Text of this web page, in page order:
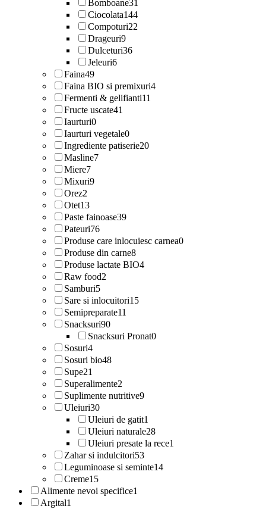
Bomboane31
Ciocolata144
Compoturi22
Drageuri9
Dulceturi36
Jeleuri6
Faina49
Faina BIO si premixuri4
Fermenti & gelifianti11
Fructe uscate41
Iaurturi0
Iaurturi vegetale0
Ingrediente patiserie20
Masline7
Miere7
Mixuri9
Orez2
Otet13
Paste fainoase39
Pateuri76
Produse care inlocuiesc carnea0
Produse din carne8
Produse lactate BIO4
Raw food2
Samburi5
Sare si inlocuitori15
Semipreparate11
Snacksuri90
Snacksuri Pronat0
Sosuri4
Sosuri bio48
Supe21
Superalimente2
Suplimente nutritive9
Uleiuri30
Uleiuri de gatit1
Uleiuri naturale28
Uleiuri presate la rece1
Zahar si indulcitori53
Leguminoase si seminte14
Creme15
Alimente nevoi specifice1
Argital1